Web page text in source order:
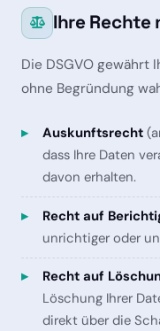
Ihre Rechte
Die DSGVO gewährt
ohne Begründung
Auskunftsrecht
dass Ihre Daten
davon erhalten.
Recht auf
unrichtiger oder
Recht auf
Löschung Ihrer
direkt über die